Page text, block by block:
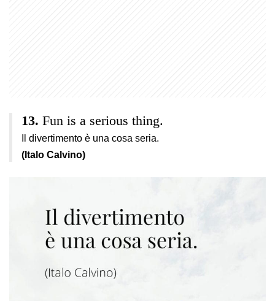
Fun is a serious thing.
Il divertimento è una cosa seria.
(Italo Calvino)